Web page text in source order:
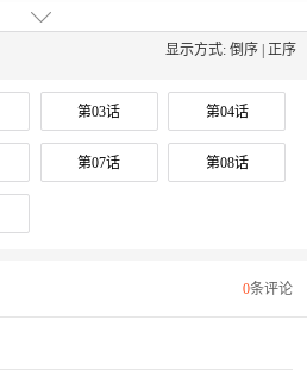
显示方式: 倒序 |正序
第03话 第04话
第07话 第08话
0条评论